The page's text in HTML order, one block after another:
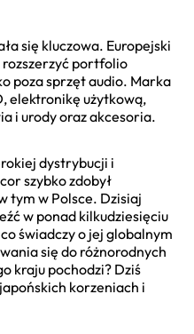
się kluczowa. Europejski
portfolio
poza sprzęt audio. Marka
elektronikę użytkową,
i urody oraz akcesoria.
dystrybucji i
szybko zdobył
tym w Polsce. Dzisiaj
w ponad kilkudziesięciu
świadczy o jej globalnym
się do różnorodnych
kraju pochodzi? Dziś
korzeniach i